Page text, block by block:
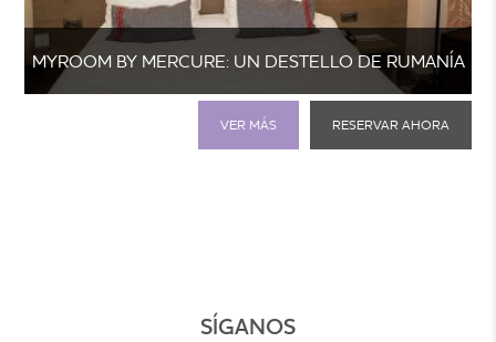
MYROOM BY MERCURE: UN DESTELLO DE RUMANÍA
RESERVAR AHORA
VER MÁS
SÍGANOS